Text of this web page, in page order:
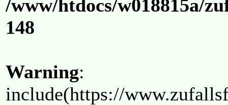
/www/htdocs/w018815a/
148
Warning:
include(https://